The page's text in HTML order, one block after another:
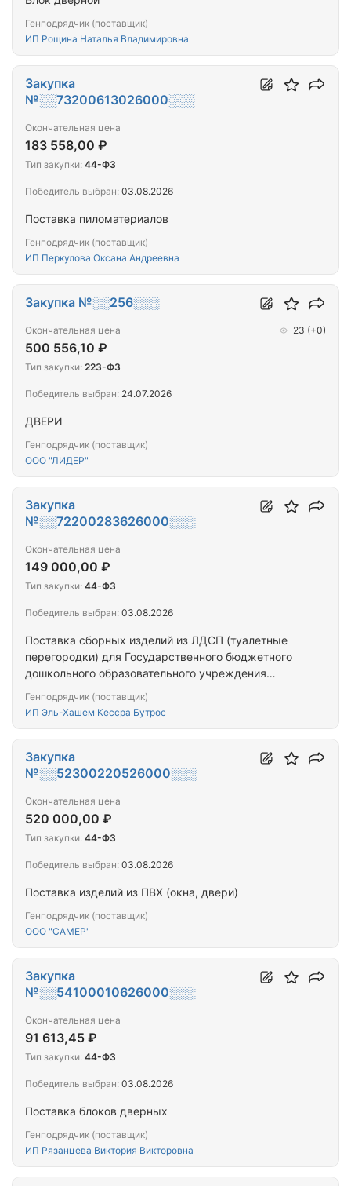
Генподрядчик (поставщик)
ИП Рощина Наталья Владимировна
Поставка пиломатериалов
Генподрядчик (поставщик)
ИП Перкулова Оксана Андреевна
Закупка
№░░73200613026000░░░
Окончательная цена
183 558,00 ₽
Тип закупки: 44-ФЗ
Победитель выбран: 03.08.2026
ДВЕРИ
Генподрядчик (поставщик)
ООО "ЛИДЕР"
Закупка №░░256░░░
Окончательная цена
500 556,10 ₽
23 (+0)
Тип закупки: 223-ФЗ
Победитель выбран: 24.07.2026
Поставка сборных изделий из ЛДСП (туалетные
перегородки) для Государственного бюджетного
дошкольного образовательного учреждения
Санкт-Петербурга, для нужд Санкт-Петербурга в
Генподрядчик (поставщик)
ИП Эль-Хашем Кессра Бутрос
Закупка
№░░72200283626000░░░
Окончательная цена
149 000,00 ₽
Тип закупки: 44-ФЗ
Победитель выбран: 03.08.2026
Поставка изделий из ПВХ (окна, двери)
Генподрядчик (поставщик)
ООО "САМЕР"
Закупка
№░░52300220526000░░░
Окончательная цена
520 000,00 ₽
Тип закупки: 44-ФЗ
Победитель выбран: 03.08.2026
Поставка блоков дверных
Генподрядчик (поставщик)
ИП Рязанцева Виктория Викторовна
Закупка
№░░54100010626000░░░
Окончательная цена
91 613,45 ₽
Тип закупки: 44-ФЗ
Победитель выбран: 03.08.2026